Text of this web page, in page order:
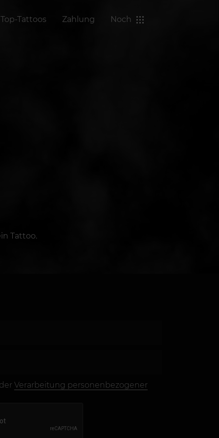
Top-Tattoos Zahlung Noch
Tattoo.
Verarbeitung personenbezogener